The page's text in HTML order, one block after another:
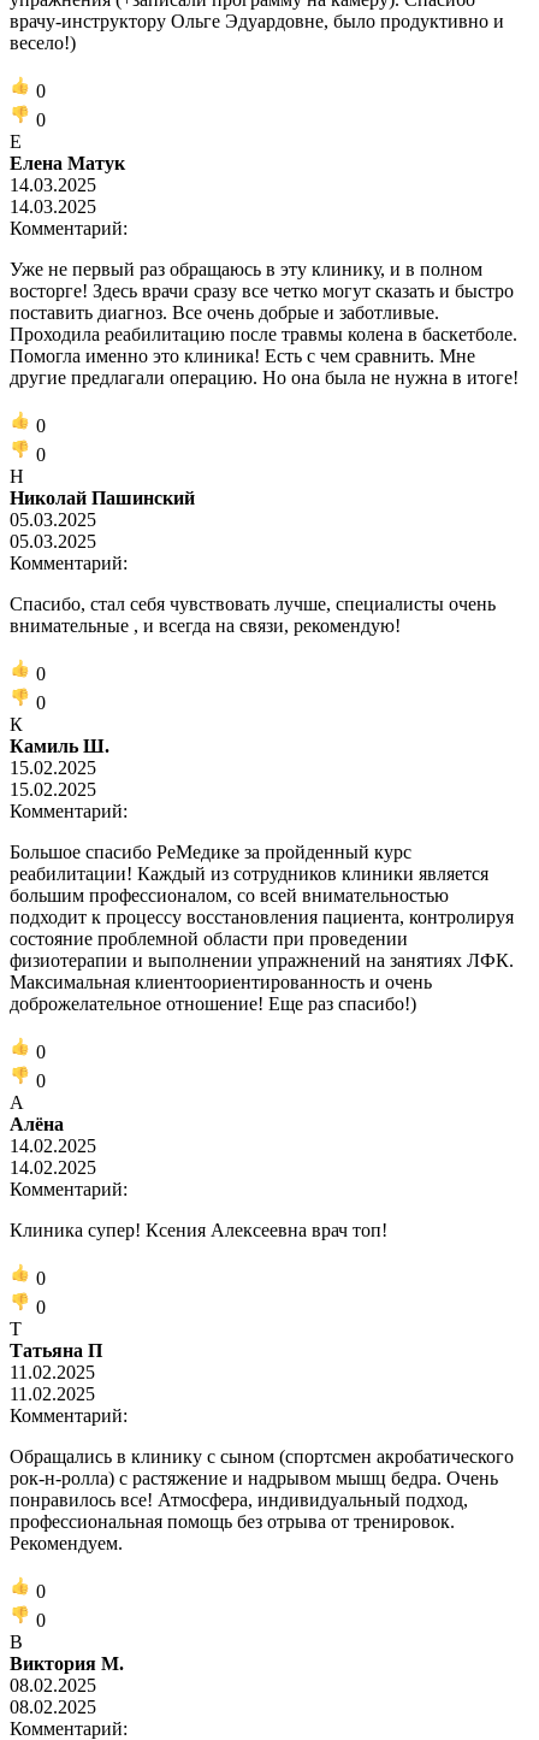
врачу-инструктору Ольге Эдуардовне, было продуктивно и
весело!)
0
0
Е
Елена Матук
14.03.2025
14.03.2025
Комментарий:
Уже не первый раз обращаюсь в эту клинику, и в полном
восторге! Здесь врачи сразу все четко могут сказать и быстро
поставить диагноз. Все очень добрые и заботливые.
Проходила реабилитацию после травмы колена в баскетболе.
Помогла именно это клиника! Есть с чем сравнить. Мне
другие предлагали операцию. Но она была не нужна в итоге!
0
0
Н
Николай Пашинский
05.03.2025
05.03.2025
Комментарий:
Спасибо, стал себя чувствовать лучше, специалисты очень
внимательные , и всегда на связи, рекомендую!
0
0
К
Камиль Ш.
15.02.2025
15.02.2025
Комментарий:
Большое спасибо РеМедике за пройденный курс
реабилитации! Каждый из сотрудников клиники является
большим профессионалом, со всей внимательностью
подходит к процессу восстановления пациента, контролируя
состояние проблемной области при проведении
физиотерапии и выполнении упражнений на занятиях ЛФК.
Максимальная клиентоориентированность и очень
доброжелательное отношение! Еще раз спасибо!)
0
0
А
Алёна
14.02.2025
14.02.2025
Комментарий:
Клиника супер! Ксения Алексеевна врач топ!
0
0
Т
Татьяна П
11.02.2025
11.02.2025
Комментарий:
Обращались в клинику с сыном (спортсмен акробатического
рок-н-ролла) с растяжение и надрывом мышц бедра. Очень
понравилось все! Атмосфера, индивидуальный подход,
профессиональная помощь без отрыва от тренировок.
Рекомендуем.
0
0
В
Виктория М.
08.02.2025
08.02.2025
Комментарий: